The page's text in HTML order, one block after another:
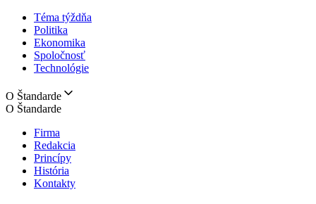
Téma týždňa
Politika
Ekonomika
Spoločnosť
Technológie
O Štandarde
O Štandarde
Firma
Redakcia
Princípy
História
Kontakty